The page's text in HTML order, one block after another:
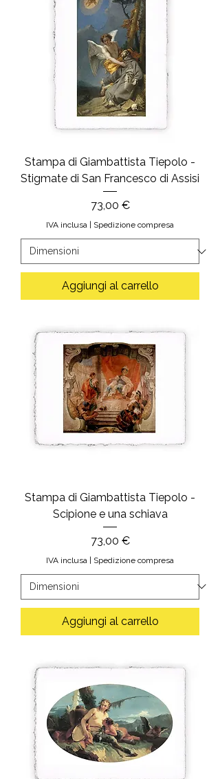
Stampa di Giambattista Tiepolo -
Stigmate di San Francesco di Assisi
Prezzo
73,00 €
IVA inclusa Spedizione compresa
Aggiungi al carrello
Stampa di Giambattista Tiepolo -
Scipione e una schiava
Prezzo
73,00 €
IVA inclusa | Spedizione compresa
Aggiungi al carrello